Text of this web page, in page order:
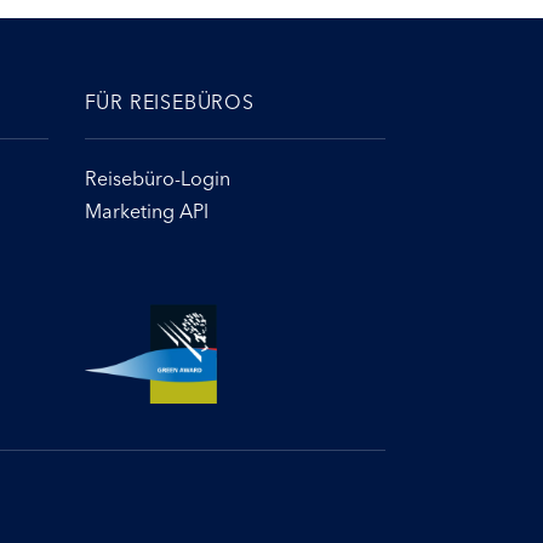
FÜR REISEBÜROS
Reisebüro-Login
Marketing API